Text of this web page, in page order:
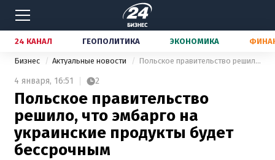
24 КАНАЛ ГЕОПОЛИТИКА ЭКОНОМИКА
Бизнес Актуальные новости Польское правительство решило, что эмбарго на украинские продукты будет бессрочным
4 января, 16:51 2
Польское правительство
решило, что эмбарго на
украинские продукты будет
бессрочным